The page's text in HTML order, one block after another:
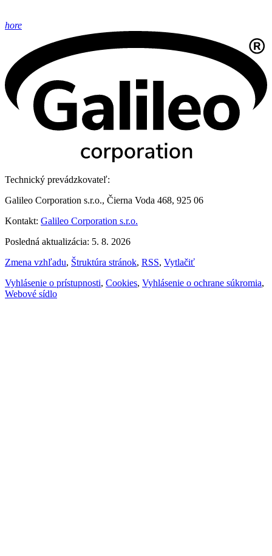
hore
Technický prevádzkovateľ:
Galileo Corporation s.r.o., Čierna Voda 468, 925 06
Kontakt: Galileo Corporation s.r.o.
Posledná aktualizácia: 5. 8. 2026
Zmena vzhľadu, Štruktúra stránok, RSS, Vytlačiť
Vyhlásenie o prístupnosti, Cookies, Vyhlásenie o ochrane súkromia,
Webové sídlo